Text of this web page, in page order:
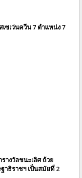
เซเว่นควีน 7 ตำแหน่ง 7
างวัลชนะเลิศ ถ้วย
าธิราชฯ เป็นสมัยที่ 2